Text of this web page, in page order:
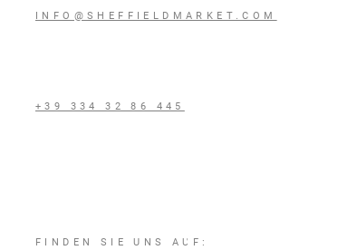
INFO@SHEFFIELDMARKET.COM
+39 334 32 86 445
FINDEN SIE UNS AUF: